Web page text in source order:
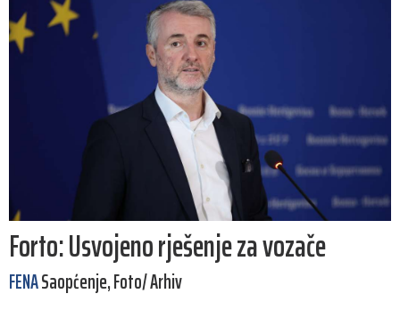
Forto: Usvojeno rješenje za vozače
FENASaopćenje, Foto/ Arhiv